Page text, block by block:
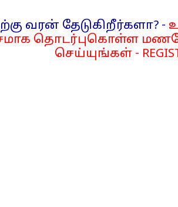
வரன் தேடுகிறீர்களா? -
தொடர்புகொள்ள
செய்யுங்கள் -